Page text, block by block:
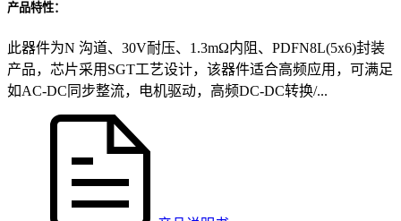
产品特性：
此器件为N 沟道、30V耐压、1.3mΩ内阻、PDFN8L(5x6)封装
产品，芯片采用SGT工艺设计，该器件适合高频应用，可满足
如AC-DC同步整流，电机驱动，高频DC-DC转换/...